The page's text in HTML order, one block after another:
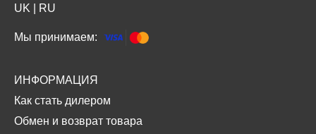
UK RU
Мы принимаем:
ИНФОРМАЦИЯ
Как стать дилером
Обмен и возврат товара